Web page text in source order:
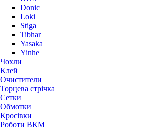
Donic
Loki
Stiga
Tibhar
Yasaka
Yinhe
Чохли
Клей
Очистители
Торцева стрічка
Сетки
Обмотки
Кросівки
Роботи ВКМ